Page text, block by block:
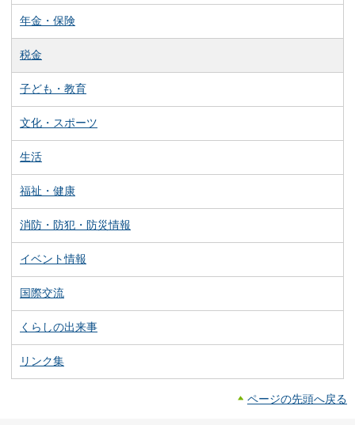
年金・保険
税金
子ども・教育
文化・スポーツ
生活
福祉・健康
消防・防犯・防災情報
イベント情報
国際交流
くらしの出来事
リンク集
ページの先頭へ戻る